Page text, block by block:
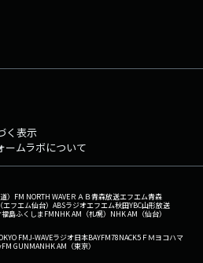
く表示
ームラボについて
） FM NORTH WAVEＲＡＢ青森放送エフエム青森
フエム仙台） ABSラジオエフエム秋田YBC山形放送
福島ふくしまFMNHK AM（札幌） NHK AM（仙台）
FMJ-WAVEラジオ日本BAYFM78NACK5 ＦＭヨコハマ
FM GUNMANHK AM（東京）